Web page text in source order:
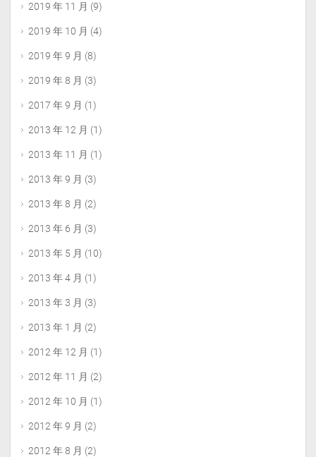
2019 年 11 月 (9)
2019 年 10 月 (4)
2019 年 9 月 (8)
2019 年 8 月 (3)
2017 年 9 月 (1)
2013 年 12 月 (1)
2013 年 11 月 (1)
2013 年 9 月 (3)
2013 年 8 月 (2)
2013 年 6 月 (3)
2013 年 5 月 (10)
2013 年 4 月 (1)
2013 年 3 月 (3)
2013 年 1 月 (2)
2012 年 12 月 (1)
2012 年 11 月 (2)
2012 年 10 月 (1)
2012 年 9 月 (2)
2012 年 8 月 (2)